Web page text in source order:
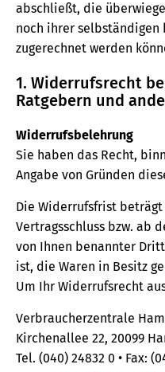
abschließt, die
noch ihrer
zugerechnet werden
1. Widerrufsrecht
Ratgebern und
Widerrufsbelehrung
Sie haben das Recht,
Angabe von Gründen
Die Widerrufsfrist beträgt
Vertragsschluss bzw. ab
von Ihnen benannter
ist, die Waren in Besitz
Um Ihr Widerrufsrecht
Verbraucherzentrale
Kirchenallee 22, 20099
Tel. (040) 24832 0 • Fax: